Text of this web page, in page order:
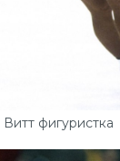
Витт фигуристка